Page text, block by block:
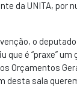
da UNITA, por
o deputado
que é “praxe”
Orçamentos
desta sala